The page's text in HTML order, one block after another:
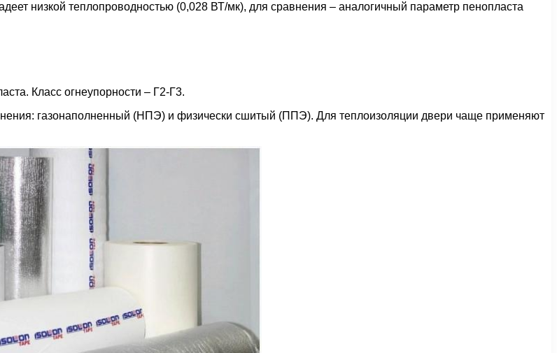
низкой теплопроводностью (0,028 ВТ/мк), для сравнения – аналогичный параметр пенопласта
Класс огнеупорности – Г2-Г3.
газонаполненный (НПЭ) и физически сшитый (ППЭ). Для теплоизоляции двери чаще применяют